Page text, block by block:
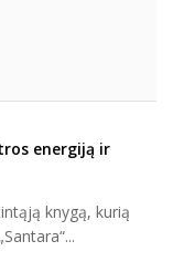
energiją ir
knygą, kurią